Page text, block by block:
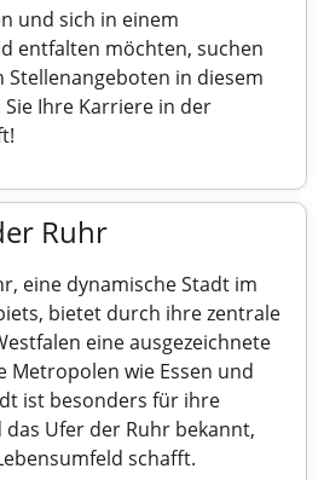
und sich in einem
entfalten möchten, suchen
Stellenangeboten in diesem
Ihre Karriere in der
Ruhr
eine dynamische Stadt im
bietet durch ihre zentrale
eine ausgezeichnete
Metropolen wie Essen und
ist besonders für ihre
Ufer der Ruhr bekannt,
schafft.